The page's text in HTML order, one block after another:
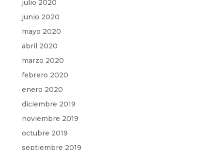
julio 2020
junio 2020
mayo 2020
abril 2020
marzo 2020
febrero 2020
enero 2020
diciembre 2019
noviembre 2019
octubre 2019
septiembre 2019